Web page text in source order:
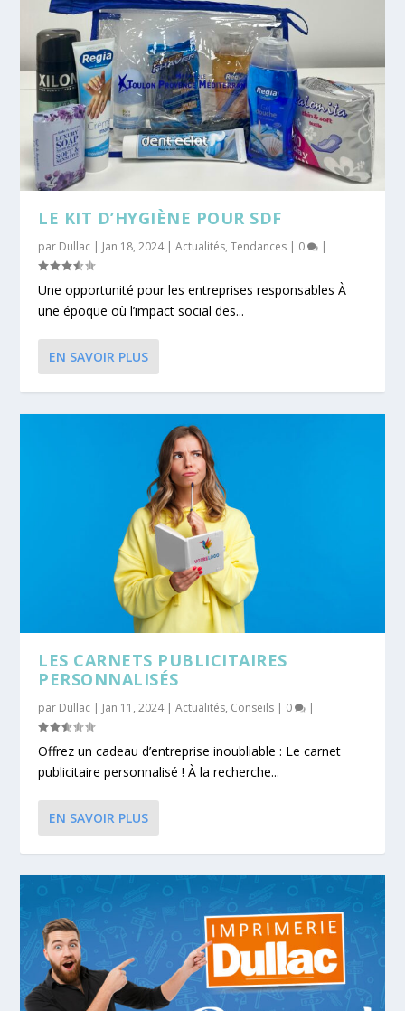
LE KIT D’HYGIÈNE POUR SDF
par Dullac | Jan 18, 2024|Actualités,Tendances | 0 |
Une opportunité pour les entreprises responsables À
une époque où l’impact social des...
EN SAVOIR PLUS
LES CARNETS PUBLICITAIRES
PERSONNALISÉS
par Dullac | Jan 11, 2024|Actualités, Conseils | 0 |
Offrez un cadeau d’entreprise inoubliable : Le carnet
publicitaire personnalisé ! À la recherche...
EN SAVOIR PLUS